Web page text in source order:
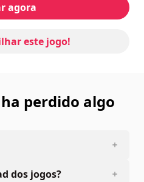
agora
este jogo!
perdido algo
dos jogos?